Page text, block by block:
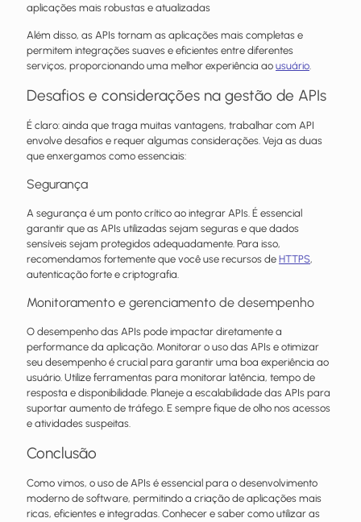
aplicações mais robustas e atualizadas
Além disso, as APIs tornam as aplicações mais completas e
permitem integrações suaves e eficientes entre diferentes
serviços, proporcionando uma melhor experiência ao usuário.
Desafios e considerações na gestão de APIs
É claro: ainda que traga muitas vantagens, trabalhar com API
envolve desafios e requer algumas considerações. Veja as duas
que enxergamos como essenciais:
Segurança
A segurança é um ponto crítico ao integrar APIs. É essencial
garantir que as APIs utilizadas sejam seguras e que dados
sensíveis sejam protegidos adequadamente. Para isso,
recomendamos fortemente que você use recursos de HTTPS,
autenticação forte e criptografia.
Monitoramento e gerenciamento de desempenho
O desempenho das APIs pode impactar diretamente a
performance da aplicação. Monitorar o uso das APIs e otimizar
seu desempenho é crucial para garantir uma boa experiência ao
usuário. Utilize ferramentas para monitorar latência, tempo de
resposta e disponibilidade. Planeje a escalabilidade das APIs para
suportar aumento de tráfego. E sempre fique de olho nos acessos
e atividades suspeitas.
Conclusão
Como vimos, o uso de APIs é essencial para o desenvolvimento
moderno de software, permitindo a criação de aplicações mais
ricas, eficientes e integradas. Conhecer e saber como utilizar as